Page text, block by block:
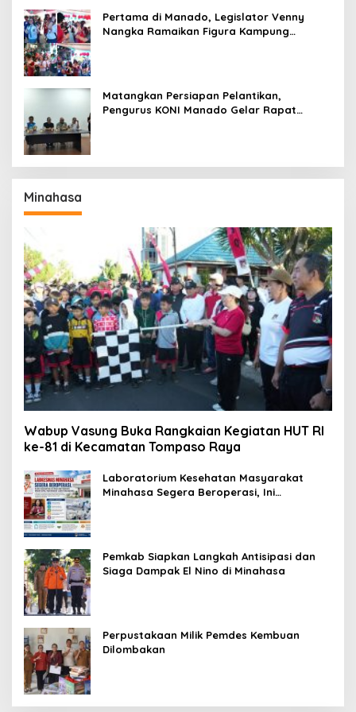
Pertama di Manado, Legislator Venny
Nangka Ramaikan Figura Kampung
Matangkan Persiapan Pelantikan,
Pengurus KONI Manado Gelar Rapat
Minahasa
Wabup Vasung Buka Rangkaian Kegiatan HUT RI
ke-81 di Kecamatan Tompaso Raya
Laboratorium Kesehatan Masyarakat
Minahasa Segera Beroperasi, Ini
Pemkab Siapkan Langkah Antisipasi dan
Siaga Dampak El Nino di Minahasa
Perpustakaan Milik Pemdes Kembuan
Dilombakan